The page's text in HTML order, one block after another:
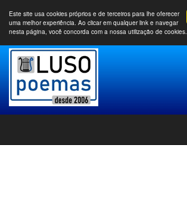
Este site usa cookies próprios e de terceiros para lhe oferecer
uma melhor experiência. Ao clicar em qualquer link e navegar
nesta página, você concorda com a nossa utilização de cookies.